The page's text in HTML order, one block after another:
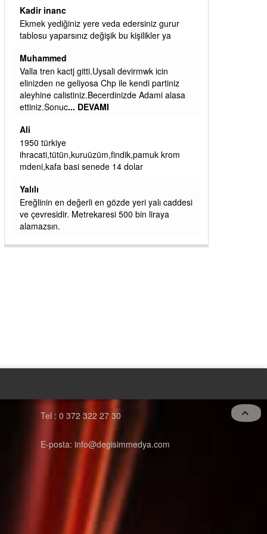
ibrahim yalçınkaya
qaasvalt kansorejen madde mahalle aralarında
asvalt döke döke kaldırımlar ana yoldan
basacak ma... DEVAMI
ibrahim yalçınkaya
kemer mezarlık altı CİĞİRLİK deniz kenarına
giden yola gelin EREĞLİ BELEDİYESİ o
CÖBEKOĞLU
ibogemici
yaz geldi layyy layyy layy lom festivalleri
diyoruz ağacum yaz konserleri diyor
J
İşçilerin
Tel : 0 372 322 27 30
E-posta: info@degisimmedya.com